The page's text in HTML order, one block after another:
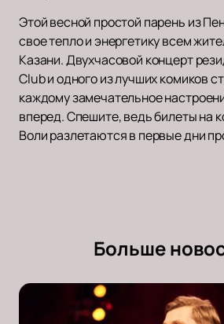
Этой весной простой парень из
свое тепло и энергетику всем
Казани. Двухчасовой концерт
Club и одного из лучших комиков
каждому замечательное
вперед. Спешите, ведь билеты на
Воли разлетаются в первые дни
Больше